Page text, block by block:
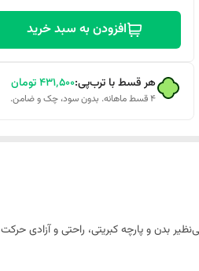
افزودن به سبد خرید
هر قسط با ترب‌پی:۴۳۱٬۵۰۰تومان
۴ قسط ماهانه. بدون سود، چک و ضامن.
بدن و پارچه کبریتی، راحتی و آزادی حرکت